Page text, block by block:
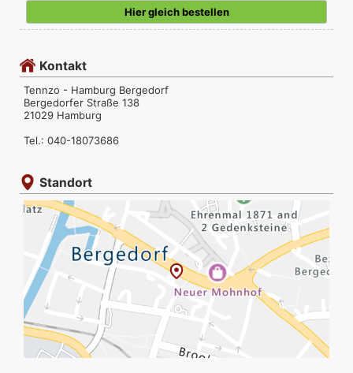
Hier gleich bestellen
Kontakt
Tennzo - Hamburg Bergedorf
Bergedorfer Straße 138
21029 Hamburg
Tel.: 040-18073686
Standort